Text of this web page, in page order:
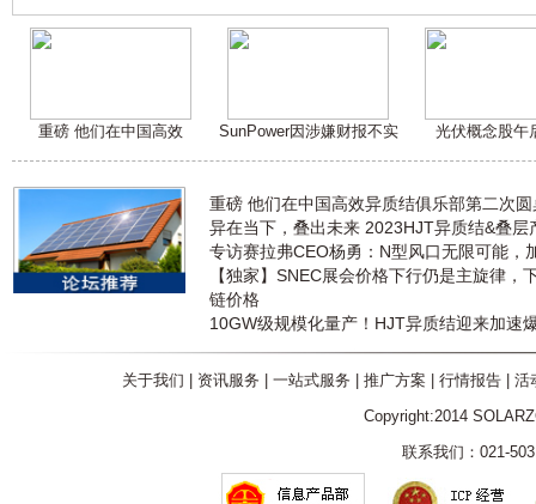
重磅 他们在中国高效 SunPower因涉嫌财报不实 光伏概念股午
重磅 他们在中国高效异质结俱乐部第二次
异在当下，叠出未来 2023HJT异质结&叠层
专访赛拉弗CEO杨勇：N型风口无限可能，
【独家】SNEC展会价格下行仍是主旋律，
链价格
10GW级规模化量产！HJT异质结迎来加速
关于我们 资讯服务 一站式服务 推广方案 行情报告| 活
Copyright:2014
联系我们：021-